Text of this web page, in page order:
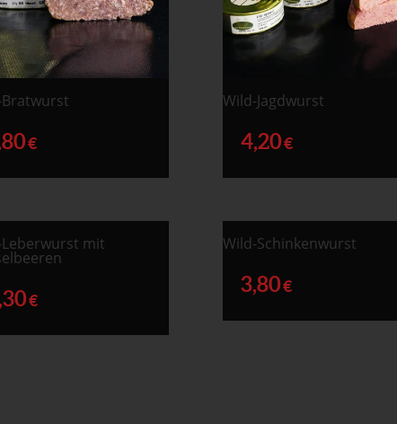
€
Wild-Jagdwurst
4,20€
mit
€
Wild-Schinkenwurst
3,80€